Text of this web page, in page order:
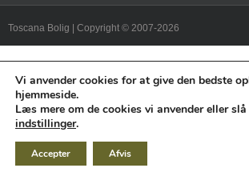
Toscana Bolig | Copyright © 2007-2026
Vi anvender cookies for at give den bedste
hjemmeside.
Læs mere om de cookies vi anvender eller
indstillinger.
Accepter Afvis